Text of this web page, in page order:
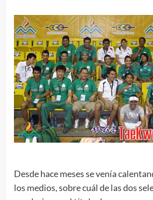
Desde hace meses se venía
los medios, sobre cuál de las dos